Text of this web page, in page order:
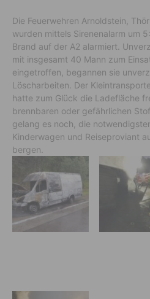
Die Feuerwehren Arnoldstein,
wurden mittels Sirenenalarm um
Brand auf der A2 alarmiert.
mit insgesamt 40 Mann zum
eingetroffen, begannen sie
Löscharbeiten. Der
hatte zum Glück die Ladefläche
brennbaren oder gefährlichen
gelang es noch, die
Kinderwagen und Reiseproviant
bergen.